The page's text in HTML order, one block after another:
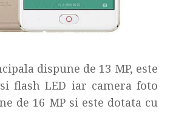
dispune de 13 MP, este
flash LED iar camera foto
de 16 MP si este dotata cu